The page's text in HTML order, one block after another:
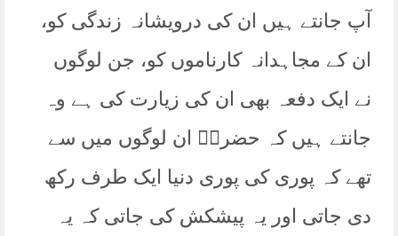
آپ جانتے ہیں ان کی درویشانہ زندگی کو،
ان کے مجاہدانہ کارناموں کو، جن لوگوں
نے ایک دفعہ بھی ان کی زیارت کی ہے وہ
جانتے ہیں کہ حضرتؒ ان لوگوں میں سے
تھے کہ پوری کی پوری دنیا ایک طرف رکھ
دی جاتی اور یہ پیشکش کی جاتی کہ یہ